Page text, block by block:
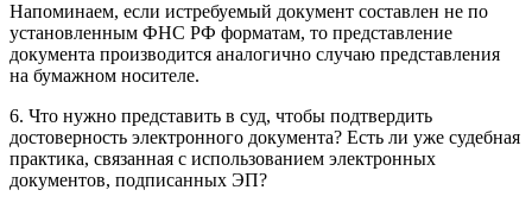
Напоминаем, если истребуемый документ составлен не по
установленным ФНС РФ форматам, то представление
документа производится аналогично случаю представления
на бумажном носителе.
6. Что нужно представить в суд, чтобы подтвердить
достоверность электронного документа? Есть ли уже судебная
практика, связанная с использованием электронных
документов, подписанных ЭП?